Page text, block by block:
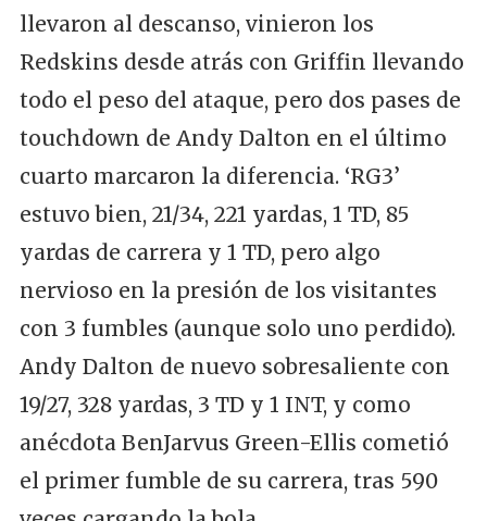
llevaron al descanso, vinieron los
Redskins desde atrás con Griffin llevando
todo el peso del ataque, pero dos pases de
touchdown de Andy Dalton en el último
cuarto marcaron la diferencia. ‘RG3’
estuvo bien, 21/34, 221 yardas, 1 TD, 85
yardas de carrera y 1 TD, pero algo
nervioso en la presión de los visitantes
con 3 fumbles (aunque solo uno perdido).
Andy Dalton de nuevo sobresaliente con
19/27, 328 yardas, 3 TD y 1 INT, y como
anécdota BenJarvus Green-Ellis cometió
el primer fumble de su carrera, tras 590